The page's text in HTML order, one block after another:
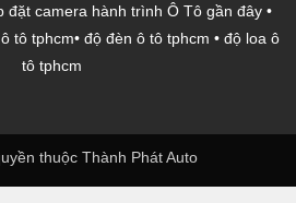
đặt camera hành trình Ô Tô gần đây •
tô tphcm• độ đèn ô tô tphcm • độ loa ô
tô tphcm
thuộc Thành Phát Auto